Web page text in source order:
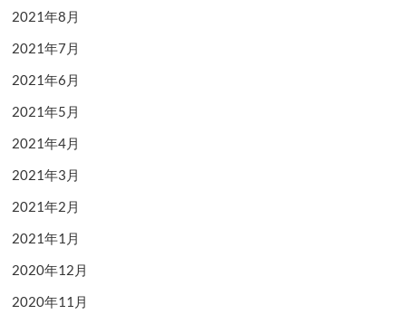
2021年8月
2021年7月
2021年6月
2021年5月
2021年4月
2021年3月
2021年2月
2021年1月
2020年12月
2020年11月